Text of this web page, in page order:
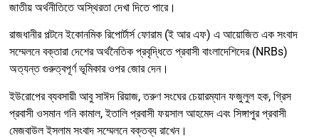
জাতীয় অর্থনীতিতে অস্থিরতা দেখা দিতে পারে।
রাজধানীর পল্টনে ইকোনমিক রিপোর্টার্স ফোরাম (ই আর এফ) এ আয়োজিত এক সংবাদ
সম্মেলনে বক্তারা দেশের অর্থনৈতিক প্রবৃদ্ধিতে প্রবাসী বাংলাদেশিদের (NRBs)
অত্যন্ত গুরুত্বপূর্ণ ভূমিকার ওপর জোর দেন।
ইউরোপের ব্যবসায়ী আবু সাঈদ রিয়াজ, তরুণ সংঘের চেয়ারম্যান ফজুলুল হক, গ্রিস
প্রবাসী ওসমান গনি কামাল, ইতালি প্রবাসী ফয়সাল আহমেদ এবং সিঙ্গাপুর প্রবাসী
মেজবাউল ইসলাম সংবাদ সম্মেলনে বক্তব্য রাখেন।